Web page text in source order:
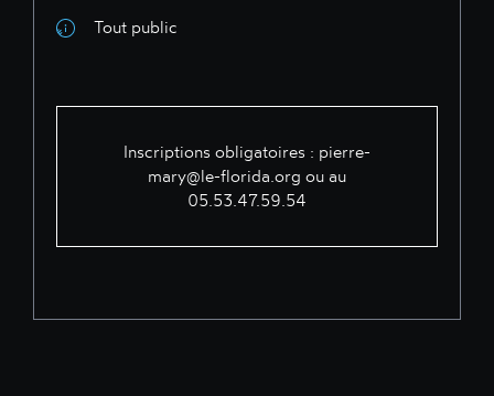
Tout public
Inscriptions obligatoires : pierre-
mary@le-florida.org ou au
05.53.47.59.54